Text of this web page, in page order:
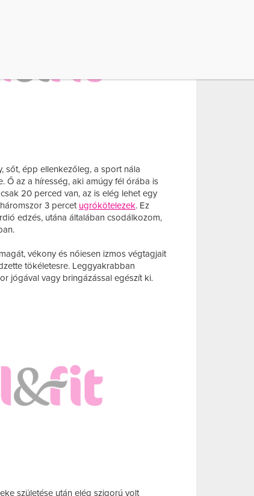
sőt, épp ellenkezőleg, a sport nála
Ő az a híresség, aki amúgy fél órába is
20 perced van, az is elég lehet egy
3 percet ugrókötelezek. Ez
edzés, utána általában csodálkozom,
vékony és nőiesen izmos végtagjait
tökéletesre. Leggyakrabban
jógával vagy bringázással egészít ki.
születése után elég szigorú volt